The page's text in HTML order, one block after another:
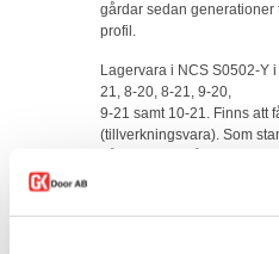
gårdar sedan generationer
profil.
Lagervara i NCS S0502-Y
21, 8-20, 8-21, 9-20,
9-21 samt 10-21. Finns att
(tillverkningsvara). Som
gammal standard,
pardörr i lika eller olika